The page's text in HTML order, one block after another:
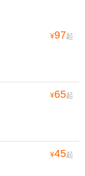
¥97起
¥65起
¥45起